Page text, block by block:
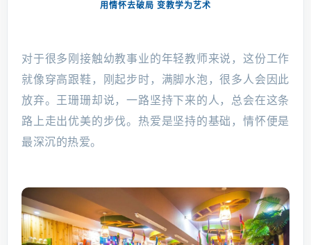
用情怀去破局 变教学为艺术
对于很多刚接触幼教事业的年轻教师来说，这份工作
就像穿高跟鞋，刚起步时，满脚水泡，很多人会因此
放弃。王珊珊却说，一路坚持下来的人，总会在这条
路上走出优美的步伐。热爱是坚持的基础，情怀便是
最深沉的热爱。